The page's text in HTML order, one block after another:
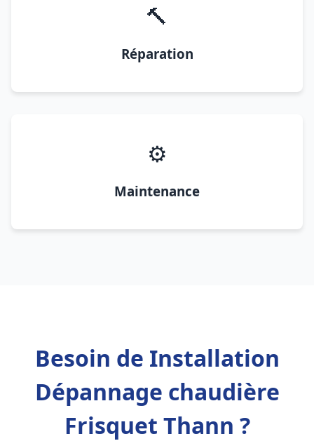
🔨
Réparation
⚙️
Maintenance
Besoin de Installation
Dépannage chaudière
Frisquet Thann ?